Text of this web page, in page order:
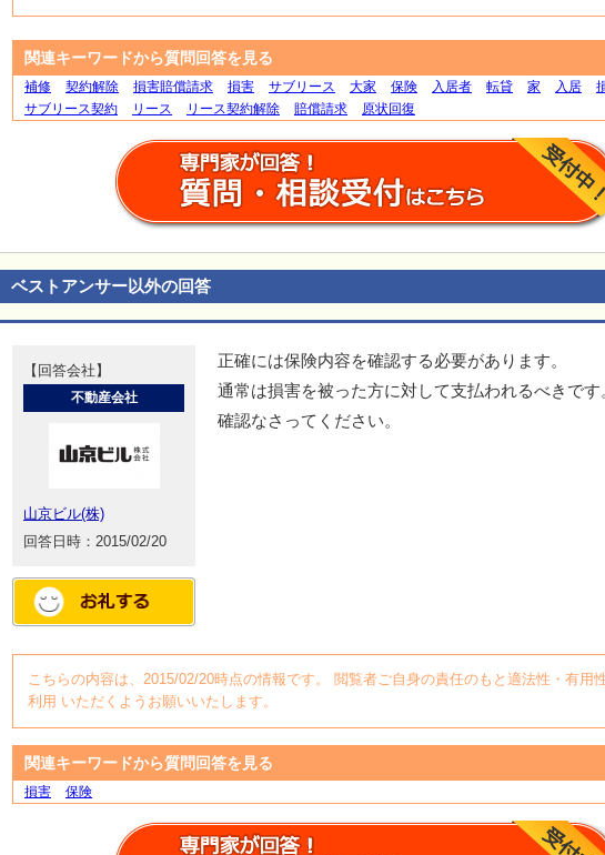
関連キーワードから質問回答を見る
補修 契約解除 損害賠償請求 損害 サブリース 大家 保険 入居者 転貸 家 入居
サブリース契約
リース リース契約解除 賠償請求 原状回復
ベストアンサー以外の回答
【回答会社】
不動産会社
山京ビル(株)
回答日時：2015/02/20
正確には保険内容を確認する必要があります。
通常は損害を被った方に対して支払われるべきで
確認なさってください。
こちらの内容は、2015/02/20時点の情報です。 閲覧者ご自身の責任のもと適法性・有用
利用 いただくようお願いいたします。
関連キーワードから質問回答を見る
損害 保険